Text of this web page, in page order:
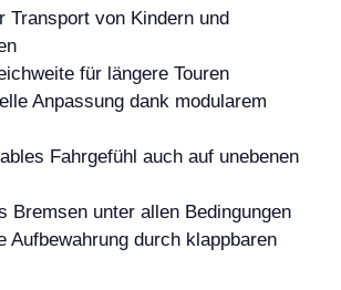
Transport von Kindern und
für längere Touren
Anpassung dank modularem
Fahrgefühl auch auf unebenen
Bremsen unter allen Bedingungen
Aufbewahrung durch klappbaren